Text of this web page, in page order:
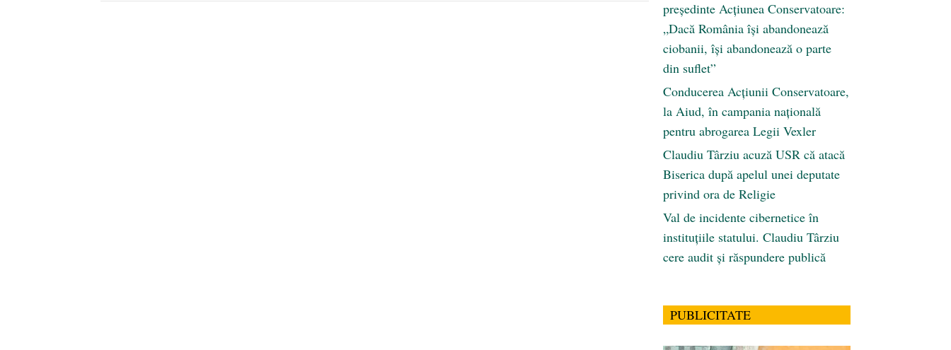
președinte Acțiunea Conservatoare:
„Dacă România își abandonează
ciobanii, își abandonează o parte
din suflet”
Conducerea Acțiunii Conservatoare,
la Aiud, în campania națională
pentru abrogarea Legii Vexler
Claudiu Târziu acuză USR că atacă
Biserica după apelul unei deputate
privind ora de Religie
Val de incidente cibernetice în
instituțiile statului. Claudiu Târziu
cere audit și răspundere publică
PUBLICITATE